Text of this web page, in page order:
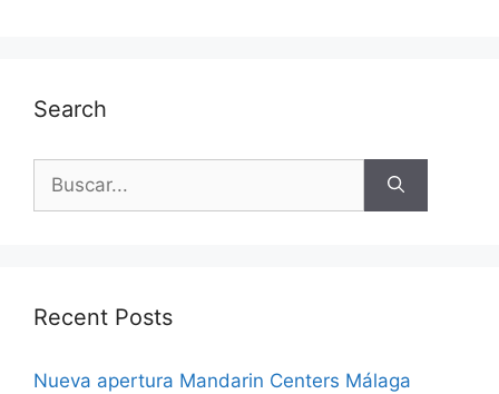
Search
Recent Posts
Nueva apertura Mandarin Centers Málaga